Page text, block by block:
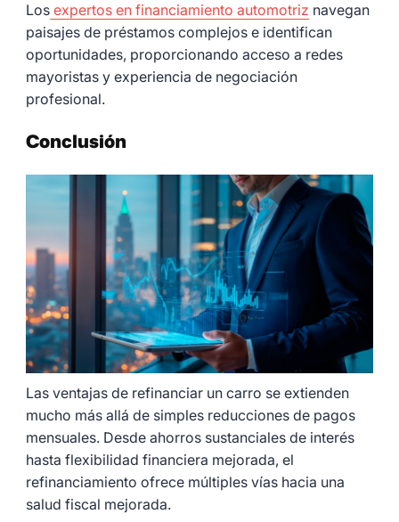
Los expertos en financiamiento automotriz navegan
paisajes de préstamos complejos e identifican
oportunidades, proporcionando acceso a redes
mayoristas y experiencia de negociación
profesional.
Conclusión
Las ventajas de refinanciar un carro se extienden
mucho más allá de simples reducciones de pagos
mensuales. Desde ahorros sustanciales de interés
hasta flexibilidad financiera mejorada, el
refinanciamiento ofrece múltiples vías hacia una
salud fiscal mejorada.